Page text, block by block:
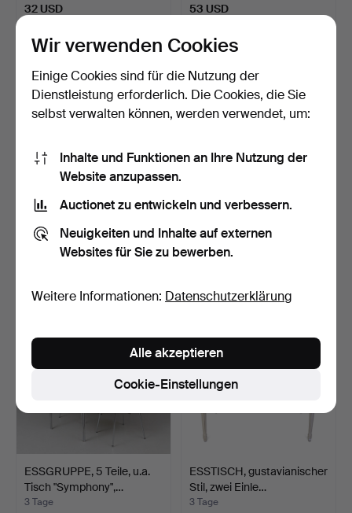
32 USD 53 USD
ESSGRUPPE. 7 Teile.
3 Tage
BRUNO REY. Kusch & Co.,
3 Tage
1 Gebot
ESSGRUPPE, 5 Teile, u.a.
Tisch "Symphony",…
3 Tage
ESSTISCH, gustavianischer
Stil, zwei Einle…
3 Tage
Wir verwenden Cookies
Einige Cookies sind für die Nutzung der
Dienstleistung erforderlich. Die Cookies, die Sie
selbst verwalten können, werden verwendet, um:
Inhalte und Funktionen an Ihre Nutzung der
Website anzupassen.
Auctionet zu entwickeln und verbessern.
Neuigkeiten und Inhalte auf externen
Websites für Sie zu bewerben.
Weitere Informationen: Datenschutzerklärung
Cookie-Einstellungen
Alle akzeptieren